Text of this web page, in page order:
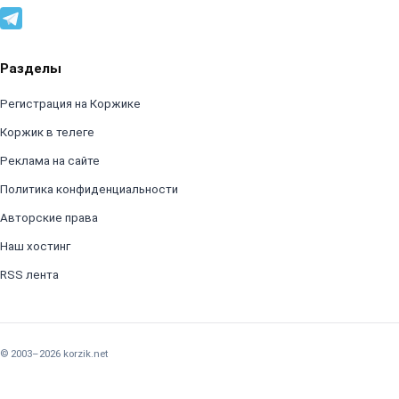
Разделы
Регистрация на Коржике
Коржик в телеге
Реклама на сайте
Политика конфиденциальности
Авторские права
Наш хостинг
RSS лента
© 2003–2026 korzik.net